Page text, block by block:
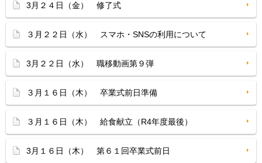
3月２４日（金） 修了式
３月２２日（水） スマホ・SNSの利用について
3月２２日（水） 職移動画第９弾
３月１６日（木） 卒業式前日準備
３月１６日（木） 給食献立（R4年度最後）
3月１６日（木） 第６１回卒業式前日